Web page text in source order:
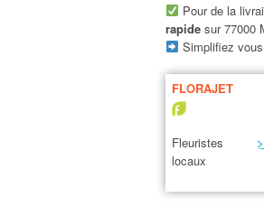
Pour de la
rapide sur 77000
Simplifiez
FLORAJET
Fleuristes
locaux